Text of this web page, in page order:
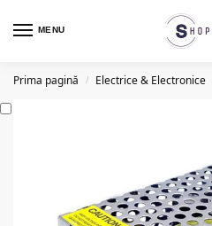
MENU
Prima pagină / Electrice & Electronice